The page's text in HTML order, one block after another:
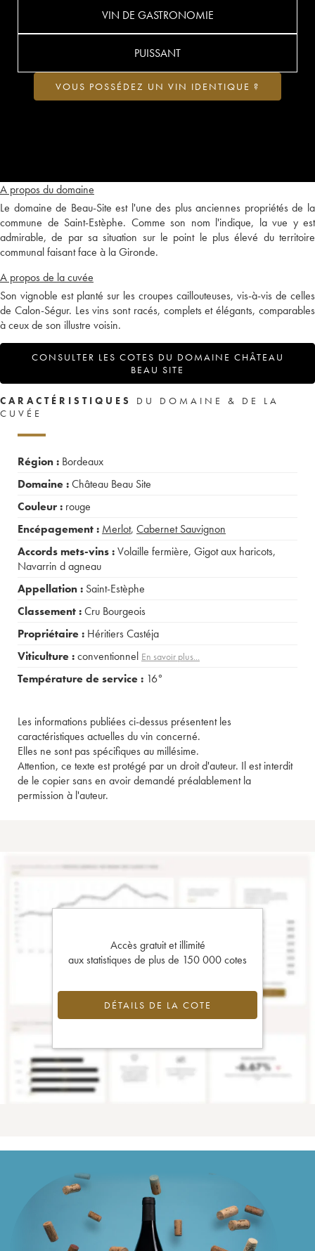
A propos du domaine
Le domaine de Beau-Site est l'une des plus anciennes propriétés de la
commune de Saint-Estèphe. Comme son nom l'indique, la vue y est
admirable, de par sa situation sur le point le plus élevé du territoire
communal faisant face à la Gironde.
A propos de la cuvée
Son vignoble est planté sur les croupes caillouteuses, vis-à-vis de celles
de Calon-Ségur. Les vins sont racés, complets et élégants, comparables
à ceux de son illustre voisin.
CONSULTER LES COTES DU DOMAINE CHÂTEAU
BEAU SITE
VIN DE GASTRONOMIE
PUISSANT
VOUS POSSÉDEZ UN VIN IDENTIQUE ?
CARACTÉRISTIQUES
DU DOMAINE & DE LA
CUVÉE
Région : Bordeaux
Domaine :Château Beau Site
Couleur : rouge
Encépagement : Merlot, Cabernet Sauvignon
Accords mets-vins :Volaille fermière, Gigot aux haricots,
Navarrin d agneau
Appellation : Saint-Estèphe
Classement :Cru Bourgeois
Propriétaire : Héritiers Castéja
Viticulture :conventionnel En savoir plus...
Température de service : 16°
Les informations publiées ci-dessus présentent les
caractéristiques actuelles du vin concerné.
Elles ne sont pas spécifiques au millésime.
Attention, ce texte est protégé par un droit d'auteur. Il est interdit
de le copier sans en avoir demandé préalablement la
permission à l'auteur.
Accès gratuit et illimité
aux statistiques de plus de 150 000 cotes
DÉTAILS DE LA COTE